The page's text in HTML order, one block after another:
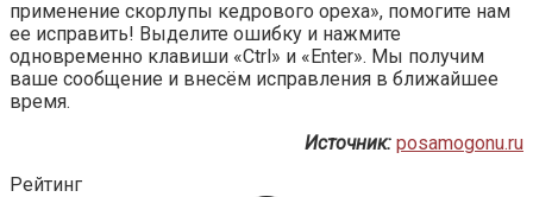
применение скорлупы кедрового ореха», помогите нам
ее исправить! Выделите ошибку и нажмите
одновременно клавиши «Ctrl» и «Enter». Мы получим
ваше сообщение и внесём исправления в ближайшее
время.
Источник: posamogonu.ru
Рейтинг